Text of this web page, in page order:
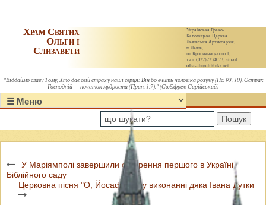
Українська Греко-
Католицька Церква.
Львівська Архиєпархія,
м.Львів,
пл.Кропивницького 1,
тел. (032)2334073, email:
olha-church@ukr.net
Храм Святих
Ольги і
Єлизавети
"Віддаймо славу Тому, Хто дає свій страх у наші серця: Він бо вчить чоловіка розуму (Пс. 93, 10). Острах
Господній — початок мудрости (Прип. 1,7)." (Св.Єфрем Сирійський)
Пошук
У Маріямполі завершили створення першого в Україні
Біблійного саду
Церковна пісня "О, Йосафате!" у виконанні дяка Івана Дутки